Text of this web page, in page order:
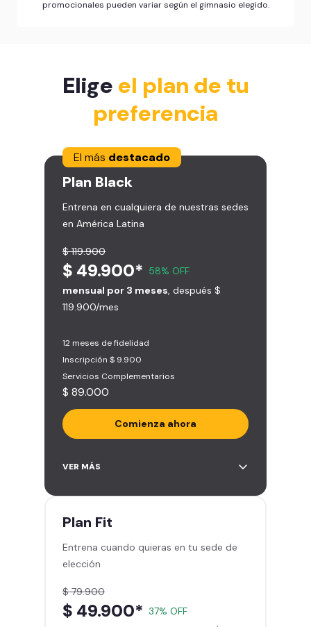
promocionales pueden variar según el gimnasio elegido.
Elige el plan de tu
preferencia
El más destacado
Plan Black
Entrena en cualquiera de nuestras sedes
en América Latina
$ 119.900
$ 49.900* 58% OFF
mensual por 3 meses , después $
119.900/mes
12 meses de fidelidad
Inscripción $ 9.900
Servicios Complementarios
$ 89.000
Comienza ahora
Acceso ilimitado a más de 2.000
Derecho a traer un invitado 5
Smart Spa (Relájate en los sillones
de masajes)
Descuentos especiales en marcas
Smart Fit App (Tu plan de
entrenamiento personalizado)
VER MÁS
Plan Fit
Entrena cuando quieras en tu sede de
elección
$ 79.900
$ 49.900* 37% OFF